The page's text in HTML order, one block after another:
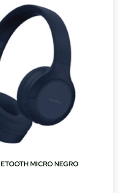
MICRO NEGRO